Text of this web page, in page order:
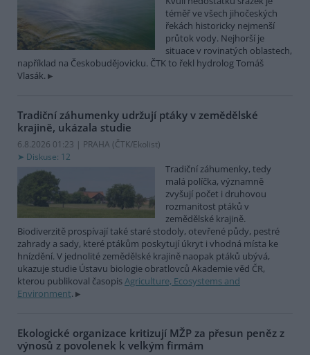
téměř ve všech jihočeských
řekách historicky nejmenší
průtok vody. Nejhorší je
situace v rovinatých oblastech,
například na Českobudějovicku. ČTK to řekl hydrolog Tomáš
Vlasák.
Tradiční záhumenky udržují ptáky v zemědělské
krajině, ukázala studie
6.8.2026 01:23 | PRAHA (ČTK/Ekolist)
Diskuse: 12
Tradiční záhumenky, tedy
malá políčka, významně
zvyšují počet i druhovou
rozmanitost ptáků v
zemědělské krajině.
Biodiverzitě prospívají také staré stodoly, otevřené půdy, pestré
zahrady a sady, které ptákům poskytují úkryt i vhodná místa ke
hnízdění. V jednolité zemědělské krajině naopak ptáků ubývá,
ukazuje studie Ústavu biologie obratlovců Akademie věd ČR,
kterou publikoval časopisAgriculture, Ecosystems and
Environment.
Ekologické organizace kritizují MŽP za přesun peněz z
výnosů z povolenek k velkým firmám